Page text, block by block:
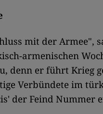
mit der Armee",
armenischen
denn er führt Krieg
Verbündete im
der Feind Nummer